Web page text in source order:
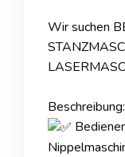
Wir suchen
Beschreibung: